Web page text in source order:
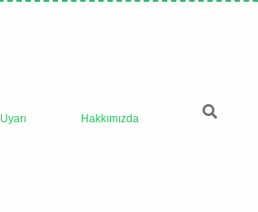
Hakkımızda